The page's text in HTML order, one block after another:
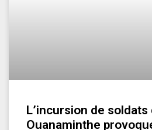
L’incursion de
Ouanaminthe